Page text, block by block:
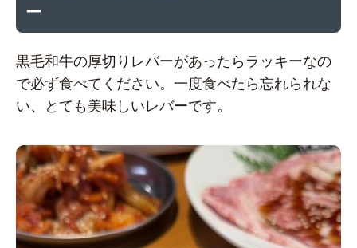
ー
黒毛和牛の厚切りレバーがあったらラッキーなの
で必ず食べてください。一度食べたら忘れられな
い、とても美味しいレバーです。